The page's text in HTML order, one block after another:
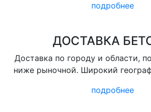
подробнее
ДОСТАВКА
Доставка по городу и области,
ниже рыночной. Широкий
подробнее